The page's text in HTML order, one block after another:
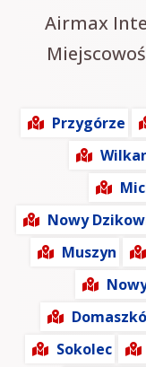
Airmax
Przygórze
Nowy
Muszyn
Sokolec